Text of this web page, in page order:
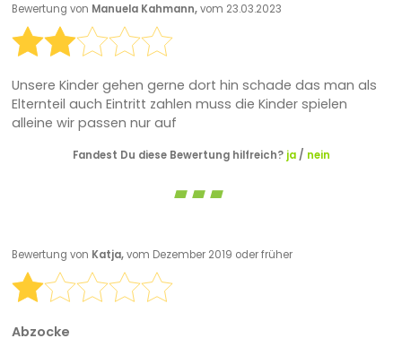
Bewertung von Manuela Kahmann,vom 23.03.2023
Unsere Kinder gehen gerne dort hin schade das man als
Elternteil auch Eintritt zahlen muss die Kinder spielen
alleine wir passen nur auf
Fandest Du diese Bewertung hilfreich? ja/ nein
Bewertung von Katja,vom Dezember 2019 oder früher
Abzocke